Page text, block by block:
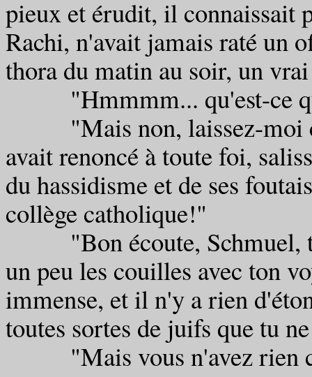
pieux et érudit, il connaissait
Rachi, n'avait jamais raté un
thora du matin au soir, un
"Hmmmm... qu'est-ce
"Mais non, laissez-moi
avait renoncé à toute foi,
du hassidisme et de ses
collège catholique!"
"Bon écoute, Schmuel,
un peu les couilles avec ton
immense, et il n'y a rien
toutes sortes de juifs que tu
"Mais vous n'avez rien